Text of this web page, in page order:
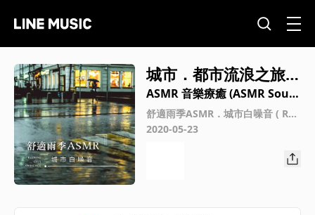
城市．都市流浪之旅
(City-Urban wander
ing)
ASMR 音樂療癒 (ASMR Soun
d)
舒適雨季ASMR．城市白噪音 ( Rai
ning City Ambience)
2020-05-23